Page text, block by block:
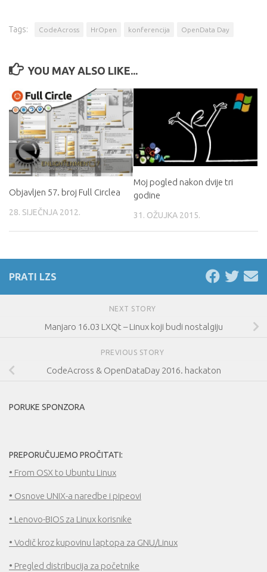
Tags: CodeAcross HrOpen konferencija OpenData Day
YOU MAY ALSO LIKE...
Objavljen 57. broj Full Circlea
28. SIJEČNJA 2012.
Moj pogled nakon dvije tri
godine
31. OŽUJKA 2015.
PRATI LZS
NEXT STORY
Manjaro 16.03 LXQt – Linux koji budi nostalgiju
PREVIOUS STORY
CodeAcross & OpenDataDay 2016. hackaton
PORUKE SPONZORA
PREPORUČUJEMO PROČITATI:
• From OSX to Ubuntu Linux
• Osnove UNIX-a naredbe i pipeovi
• Lenovo-BIOS za Linux korisnike
• Vodič kroz kupovinu laptopa za GNU/Linux
• Pregled distribucija za početnike